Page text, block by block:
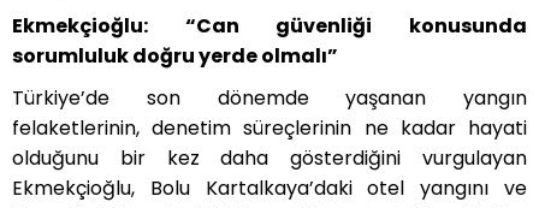
Ekmekçioğlu: “Can güvenliği konusunda
sorumluluk doğru yerde olmalı”
Türkiye’de son dönemde yaşanan yangın
felaketlerinin, denetim süreçlerinin ne kadar hayati
olduğunu bir kez daha gösterdiğini vurgulayan
Ekmekçioğlu, Bolu Kartalkaya’daki otel yangını ve